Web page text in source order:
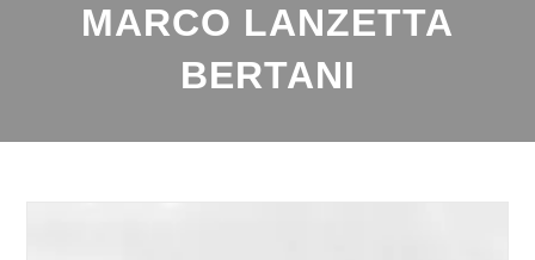
MARCO LANZETTA
BERTANI